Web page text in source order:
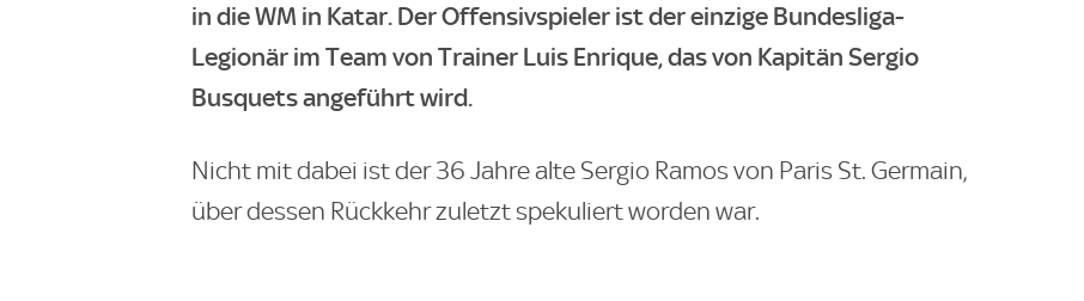
in die WM in Katar. Der Offensivspieler ist der einzige Bundesliga-
Legionär im Team von Trainer Luis Enrique, das von Kapitän Sergio
Busquets angeführt wird.
Nicht mit dabei ist der 36 Jahre alte Sergio Ramos von Paris St. Germain,
über dessen Rückkehr zuletzt spekuliert worden war.